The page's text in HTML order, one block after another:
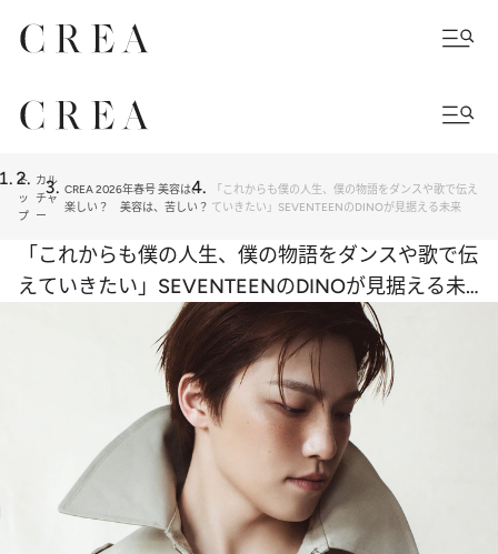
ト
ッ
プ
カル
チャ
ー
CREA 2026年春号 美容は、
楽しい？ 美容は、苦しい？
「これからも僕の人生、僕の物語をダンスや歌で伝え
ていきたい」SEVENTEENのDINOが見据える未来
「これからも僕の人生、僕の物語をダンスや歌で伝
えていきたい」SEVENTEENのDINOが見据える未